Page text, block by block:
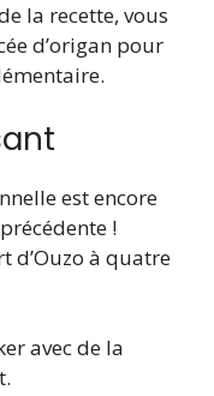
la recette, vous
d’origan pour
est encore
!
d’Ouzo à quatre
avec de la